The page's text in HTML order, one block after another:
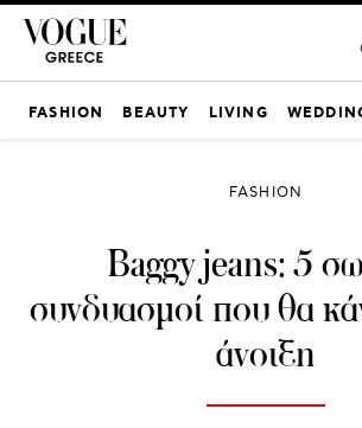
FASHION BEAUTY LIVING
FASHION
Baggy jeans: 5
συνδυασμοί που θα
άνοιξη